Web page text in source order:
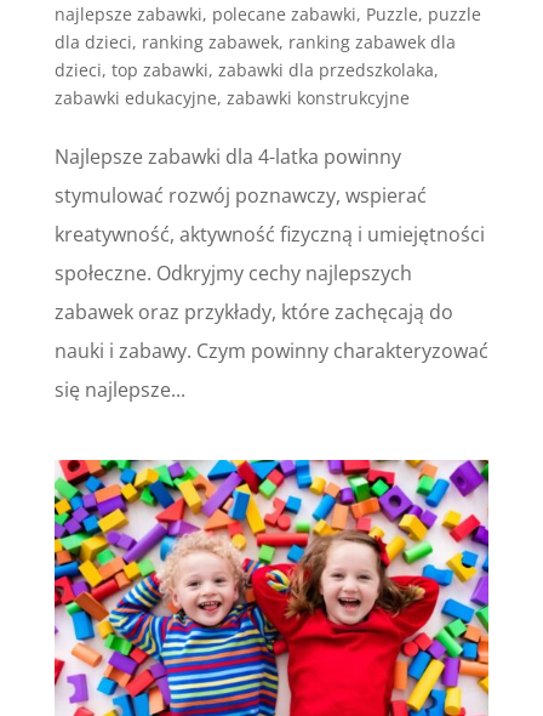
najlepsze zabawki, polecane zabawki, Puzzle, puzzle
dla dzieci, ranking zabawek, ranking zabawek dla
dzieci, top zabawki, zabawki dla przedszkolaka,
zabawki edukacyjne, zabawki konstrukcyjne
Najlepsze zabawki dla 4-latka powinny
stymulować rozwój poznawczy, wspierać
kreatywność, aktywność fizyczną i umiejętności
społeczne. Odkryjmy cechy najlepszych
zabawek oraz przykłady, które zachęcają do
nauki i zabawy. Czym powinny charakteryzować
się najlepsze...